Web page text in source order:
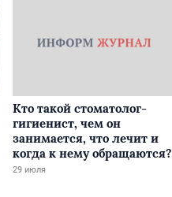
Кто такой стоматолог-
гигиенист, чем он
занимается, что лечит и
когда к нему обращаются?
29 июля